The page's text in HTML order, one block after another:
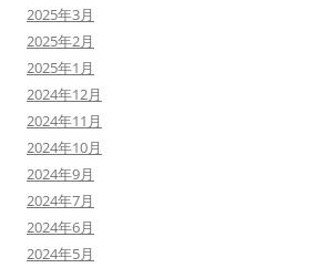
2025年3月
2025年2月
2025年1月
2024年12月
2024年11月
2024年10月
2024年9月
2024年7月
2024年6月
2024年5月